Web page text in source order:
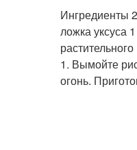
Ингредиенты
ложка уксуса
1. Вымойте
огонь.